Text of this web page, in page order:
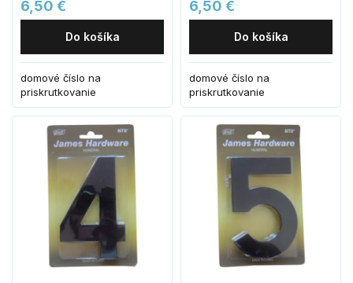
6,50 €
Do košíka
domové číslo na
priskrutkovanie
6,50 €
Do košíka
domové číslo na
priskrutkovanie